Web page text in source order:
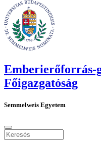
Emberierőforrás-
Főigazgatóság
Semmelweis Egyetem